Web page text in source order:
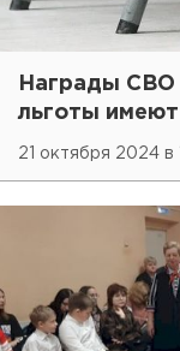
Награды СВО
льготы
21 октября 2024 в